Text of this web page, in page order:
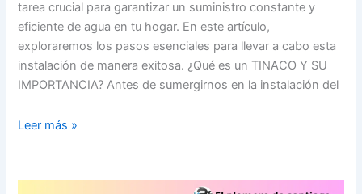
tarea crucial para garantizar un suministro constante y
eficiente de agua en tu hogar. En este artículo,
exploraremos los pasos esenciales para llevar a cabo esta
instalación de manera exitosa. ¿Qué es un TINACO Y SU
IMPORTANCIA? Antes de sumergirnos en la instalación del
Leer más »